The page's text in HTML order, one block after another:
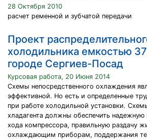
28 Октября 2010
расчет ременной и зубчатой передачи
Проект
холодильника емкостью
городе Сергиев-Посад
Курсовая работа, 20 Июня 2014
Схемы непосредственного охлаждения
эффективной. Но есть и определенные
при работе холодильной установки.
хладагента должны обеспечить надежную
хода компрессора, правильную раздачу
охлаждающим приборам, поддержания